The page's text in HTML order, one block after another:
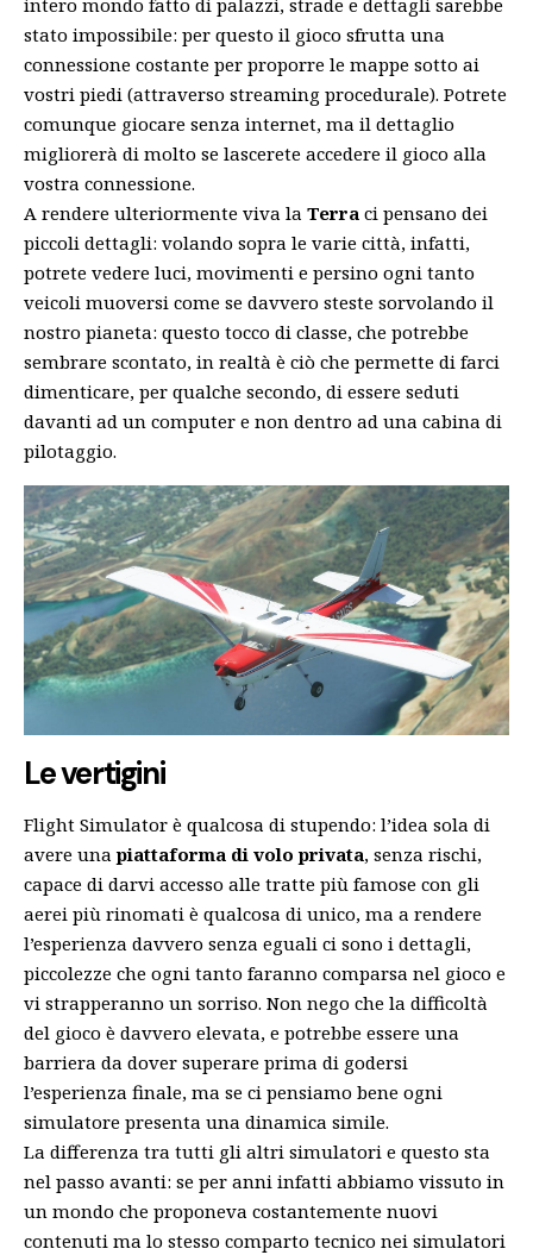
intero mondo fatto di palazzi, strade e dettagli sarebbe
stato impossibile: per questo il gioco sfrutta una
connessione costante per proporre le mappe sotto ai
vostri piedi (attraverso streaming procedurale). Potrete
comunque giocare senza internet, ma il dettaglio
migliorerà di molto se lascerete accedere il gioco alla
vostra connessione.
A rendere ulteriormente viva la Terra ci pensano dei
piccoli dettagli: volando sopra le varie città, infatti,
potrete vedere luci, movimenti e persino ogni tanto
veicoli muoversi come se davvero steste sorvolando il
nostro pianeta: questo tocco di classe, che potrebbe
sembrare scontato, in realtà è ciò che permette di farci
dimenticare, per qualche secondo, di essere seduti
davanti ad un computer e non dentro ad una cabina di
pilotaggio.
Le vertigini
Flight Simulator è qualcosa di stupendo: l’idea sola di
avere unapiattaforma di volo privata, senza rischi,
capace di darvi accesso alle tratte più famose con gli
aerei più rinomati è qualcosa di unico, ma a rendere
l’esperienza davvero senza eguali ci sono i dettagli,
piccolezze che ogni tanto faranno comparsa nel gioco e
vi strapperanno un sorriso. Non nego che la difficoltà
del gioco è davvero elevata, e potrebbe essere una
barriera da dover superare prima di godersi
l’esperienza finale, ma se ci pensiamo bene ogni
simulatore presenta una dinamica simile.
La differenza tra tutti gli altri simulatori e questo sta
nel passo avanti: se per anni infatti abbiamo vissuto in
un mondo che proponeva costantemente nuovi
contenuti ma lo stesso comparto tecnico nei simulatori